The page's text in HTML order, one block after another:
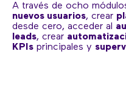
A través de ocho
nuevos usuarios, crear
desde cero, acceder al
leads, crear
KPIs principales y